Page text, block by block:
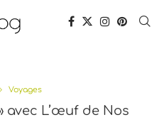
Voyages
avec L’œuf de Nos